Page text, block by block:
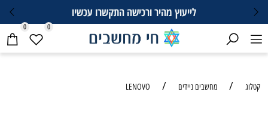
לייעוץ מהיר ורכישה התקשרו עכשיו
0 0
קטלוג / מחשבים ניידים /
LENOVO